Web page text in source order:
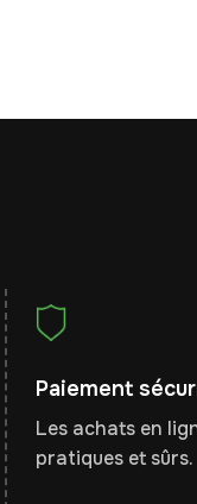
Paiement
Les achats en
pratiques et sûrs.